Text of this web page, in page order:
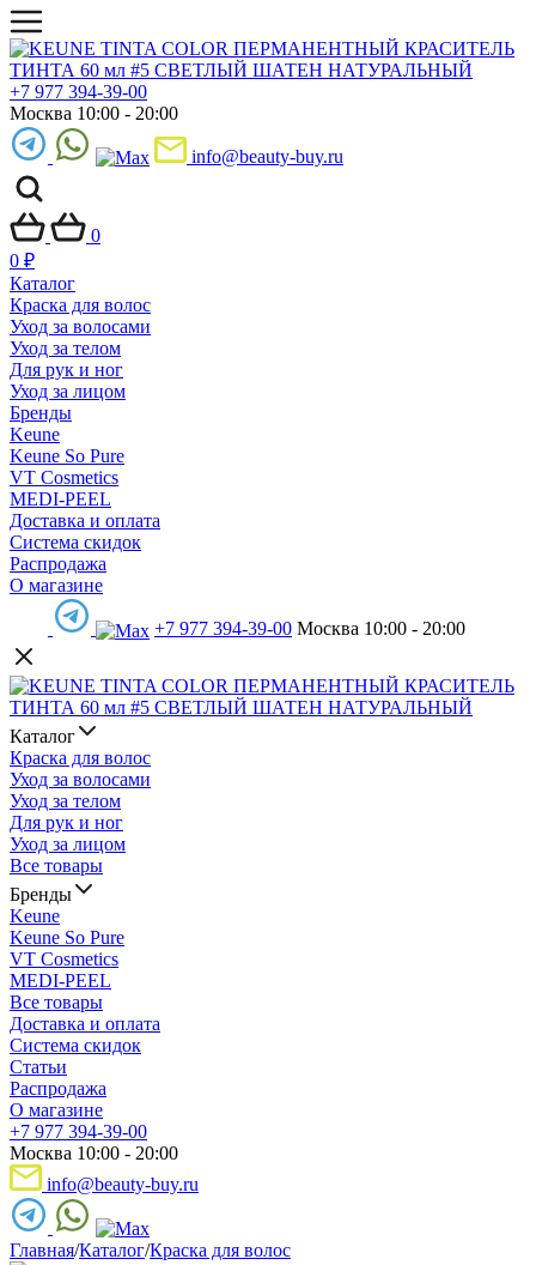
+7 977 394-39-00
Москва 10:00 - 20:00
info@beauty-buy.ru
0
0 ₽
Каталог
Краска для волос
Уход за волосами
Уход за телом
Для рук и ног
Уход за лицом
Бренды
Keune
Keune So Pure
VT Cosmetics
MEDI-PEEL
Доставка и оплата
Система скидок
Распродажа
О магазине
+7 977 394-39-00 Москва 10:00 - 20:00
Каталог
Краска для волос
Уход за волосами
Уход за телом
Для рук и ног
Уход за лицом
Все товары
Бренды
Keune
Keune So Pure
VT Cosmetics
MEDI-PEEL
Все товары
Доставка и оплата
Система скидок
Статьи
Распродажа
О магазине
+7 977 394-39-00
Москва 10:00 - 20:00
info@beauty-buy.ru
Главная/Каталог/Краска для волос